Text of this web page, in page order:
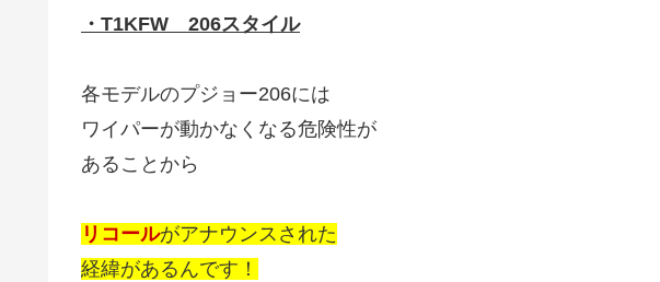
・T1KFW 206スタイル
各モデルのプジョー206には
ワイパーが動かなくなる危険性が
あることから
リコールがアナウンスされた
経緯があるんです！